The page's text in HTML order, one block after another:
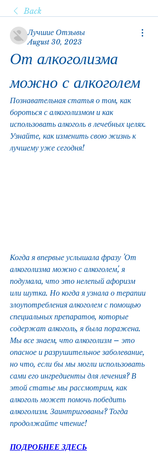
Back
Лучшие Отзывы
August 30, 2023
От алкоголизма
можно с алкоголем
Познавательная статья о том, как
бороться с алкоголизмом и как
использовать алкоголь в лечебных целях.
Узнайте, как изменить свою жизнь к
лучшему уже сегодня!
Когда я впервые услышала фразу 'От
алкоголизма можно с алкоголем', я
подумала, что это нелепый афоризм
или шутка. Но когда я узнала о терапии
злоупотребления алкоголем с помощью
специальных препаратов, которые
содержат алкоголь, я была поражена.
Мы все знаем, что алкоголизм – это
опасное и разрушительное заболевание,
но что, если бы мы могли использовать
сами его ингредиенты для лечения? В
этой статье мы рассмотрим, как
алкоголь может помочь победить
алкоголизм. Заинтригованы? Тогда
продолжайте чтение!
ПОДРОБНЕЕ ЗДЕСЬ